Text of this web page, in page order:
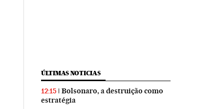
ÚLTIMAS NOTICIAS
12:15
Bolsonaro, a destruição como
estratégia